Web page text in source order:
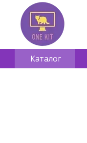
Перейти к основному
Каталог